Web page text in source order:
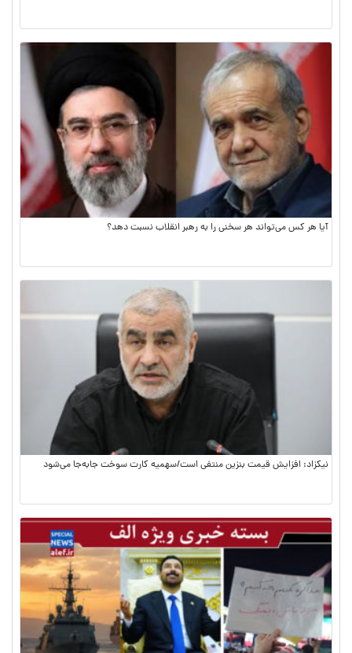
آیا هر کس می‌تواند هر سخنی را به رهبر انقلاب نسبت دهد؟
نیکزاد: افزایش قیمت بنزین منتفی است/سهمیه کارت سوخت جابه‌جا می‌شود